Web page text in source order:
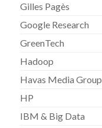
Gilles Pagès
Google Research
GreenTech
Hadoop
Havas Media Group
HP
IBM & Big Data